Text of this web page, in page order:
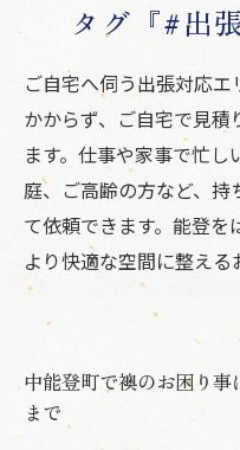
タグ『#出
ご自宅へ伺う出張対応
かからず、ご自宅で見
ます。仕事や家事で忙
庭、ご高齢の方など、持
て依頼できます。能登を
より快適な空間に整える
中能登町で襖のお困り事
まで